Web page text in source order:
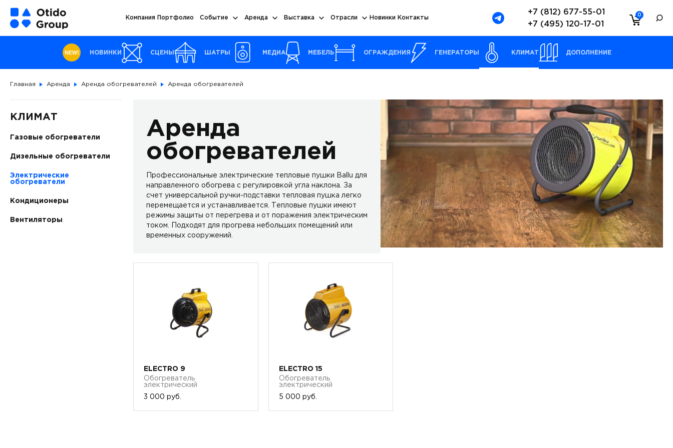
0
+7 (812) 677-55-01
+7 (495) 120-17-01
Компания Портфолио Событие Аренда Выставка Отрасли Новинки Контакты
NEW! НОВИНКИ СЦЕНЫ ШАТРЫ МЕДИА МЕБЕЛЬ ОГРАЖДЕНИЯ ГЕНЕРАТОРЫ КЛИМАТ ДОПОЛНЕНИЕ
Главная Аренда Аренда обогревателей Аренда обогревателей
КЛИМАТ
Газовые обогреватели
Дизельные обогреватели
Электрические
обогреватели
Кондиционеры
Вентиляторы
Аренда
обогревателей
Профессиональные электрические тепловые пушки Ballu для
направленного обогрева с регулировкой угла наклона. За
счет универсальной ручки-подставки тепловая пушка легко
перемещается и устанавливается. Тепловые пушки имеют
режимы защиты от перегрева и от поражения электрическим
током. Подходят для прогрева небольших помещений или
временных сооружений.
ELECTRO 9
Обогреватель
электрический
3 000 руб.
ELECTRO 15
Обогреватель
электрический
5 000 руб.